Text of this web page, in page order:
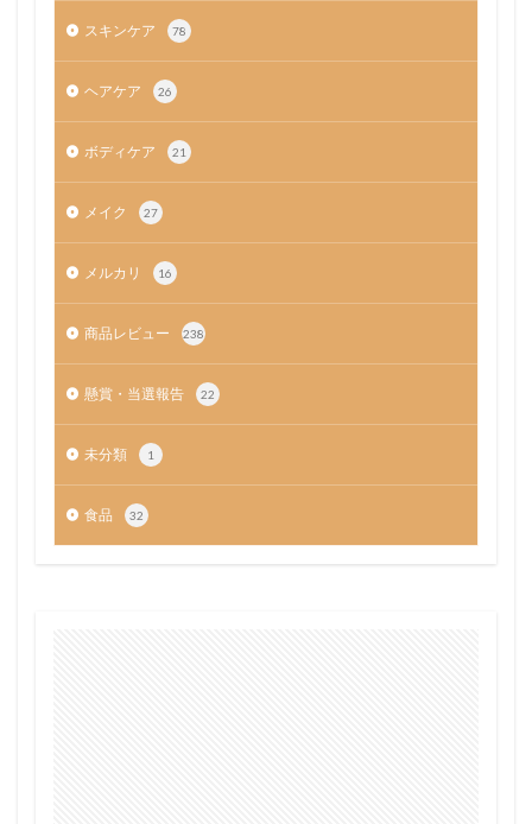
スキンケア 78
ヘアケア 26
ボディケア 21
メイク 27
メルカリ 16
商品レビュー 238
懸賞・当選報告 22
未分類 1
食品 32